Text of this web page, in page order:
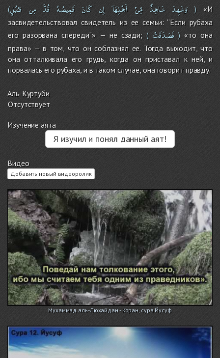
( وَشَهِدَ شَاهِدٌ مِّنْ أَهْلِهَآ إِن كَانَ قَمِيصُهُ قُدَّ مِن قـُبُلٍ ) «И
засвидетельствовал свидетель из ее семьи: ‘‘Если рубаха
его разорвана спереди’’» — не сзади; ( فَصَدَقَتْ) «то она
права» — в том, что он соблазнял ее. Тогда выходит, что
она отталкивала его грудь, когда он приставал к ней, и
порвалась его рубаха, и в таком случае, она говорит правду.
Аль-Куртуби
Отсутствует
Изучение аята
Я изучил и понял данный аят!
Видео
Добавить новый видеоролик
Мухаммад аль-Люхайдан - Коран, сура Йусуф